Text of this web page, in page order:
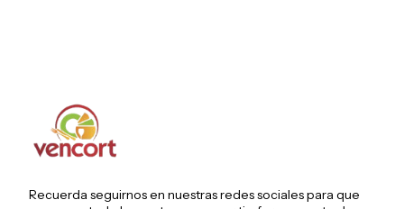
Recuerda seguirnos en nuestras redes sociales para que